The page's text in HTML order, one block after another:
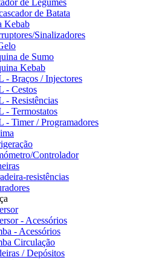
de Legumes
de Batata
Kebab
Sinalizadores
de Sumo
Kebab
- Braços / Injectores
- Cestos
- Resistências
- Termostatos
- Timer / Programadores
Controlador
resistências
- Acessórios
- Acessórios
Circulação
/ Depósitos